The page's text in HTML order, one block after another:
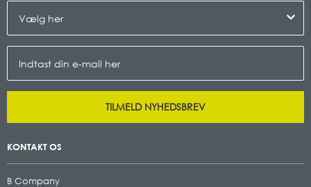
TILMELD NYHEDSBREV
KONTAKT OS
B Company